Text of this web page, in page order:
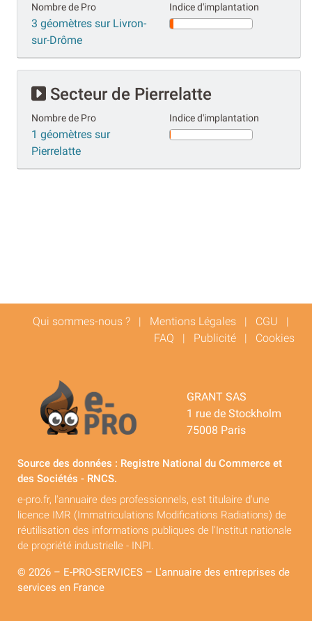
Nombre de Pro
3 géomètres sur Livron-
sur-Drôme
Indice d'implantation
Secteur de Pierrelatte
Nombre de Pro
1 géomètres sur
Pierrelatte
Indice d'implantation
Qui sommes-nous ? | Mentions Légales | CGU |
FAQ | Publicité | Cookies
GRANT SAS
1 rue de Stockholm
75008 Paris
Source des données : Registre National du Commerce et
des Sociétés - RNCS.
e-pro.fr, l'annuaire des professionnels, est titulaire d'une
licence IMR (Immatriculations Modifications Radiations) de
réutilisation des informations publiques de l'Institut nationale
de propriété industrielle - INPI.
© 2026 – E-PRO-SERVICES – L'annuaire des entreprises de
services en France